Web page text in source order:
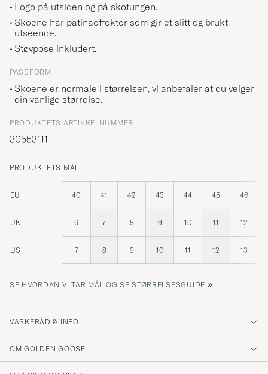
Logo på utsiden og på skotungen.
Skoene har patinaeffekter som gir et slitt og brukt
utseende.
Støvpose inkludert.
PASSFORM
Skoene er normale i størrelsen, vi anbefaler at du velger
din vanlige størrelse.
PRODUKTETS ARTIKKELNUMMER
30553111
PRODUKTETS MÅL
EU 40 41 42 43 44 45 46
UK 6 7 8 9 10 11 12
US 7 8 9 10 11 12 13
SE HVORDAN VI TAR MÅL OG SE STØRRELSESGUIDE »
VASKERÅD & INFO
OM GOLDEN GOOSE